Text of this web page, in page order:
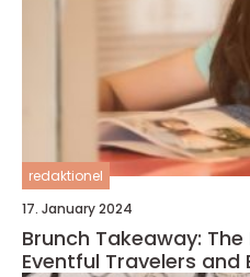
redaktionel
17. January 2024
Brunch Takeaway:
Eventful Travelers and